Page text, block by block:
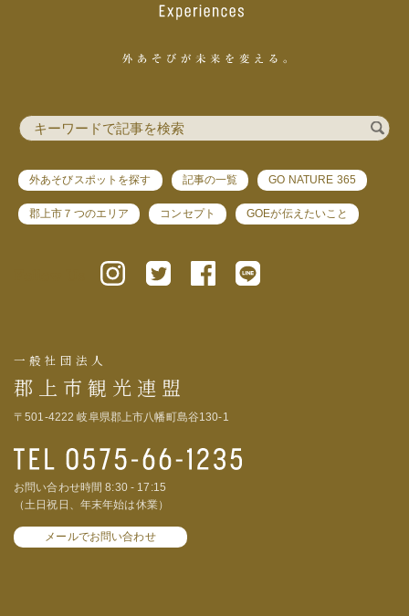
一般社団法人
郡上市観光連盟
〒501-4222 岐阜県郡上市八幡町島谷130-1
お問い合わせ時間 8:30 - 17:15
（土日祝日、年末年始は休業）
メールでお問い合わせ
外あそびスポットを探す 記事の一覧 GO NATURE 365
郡上市７つのエリア コンセプト GOEが伝えたいこと